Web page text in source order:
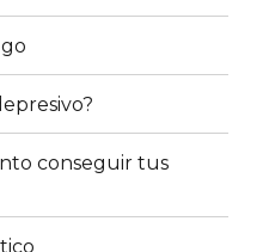
conseguir tus